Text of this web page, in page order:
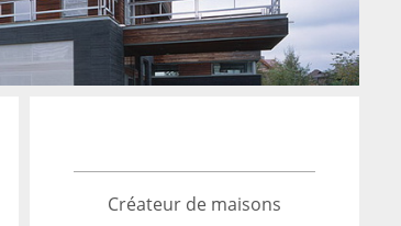
Créateur de maisons